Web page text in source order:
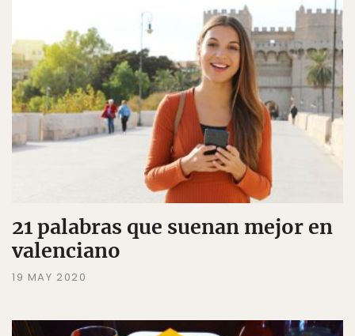
21 palabras que suenan mejor en
valenciano
19 MAY 2020